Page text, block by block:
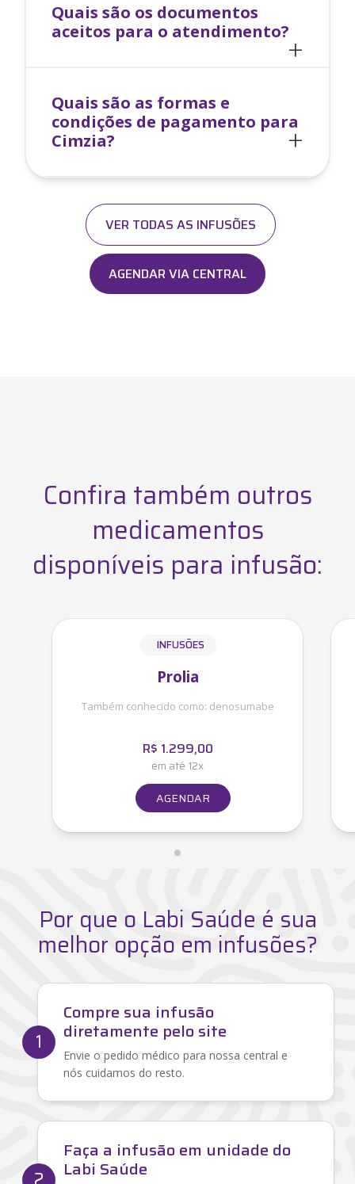
Quais são os documentos
aceitos para o atendimento?
Quais são as formas e
condições de pagamento para
Cimzia?
VER TODAS AS INFUSÕES
AGENDAR VIA CENTRAL
Confira também outros
medicamentos
disponíveis para infusão:
INFUSÕES
Prolia
Também conhecido como: denosumabe
R$ 1.299,00
em até 12x
AGENDAR
Por que o Labi Saúde é sua
melhor opção em infusões?
1
Compre sua infusão
diretamente pelo site
Envie o pedido médico para nossa central e
nós cuidamos do resto.
Faça a infusão em unidade do
Labi Saúde